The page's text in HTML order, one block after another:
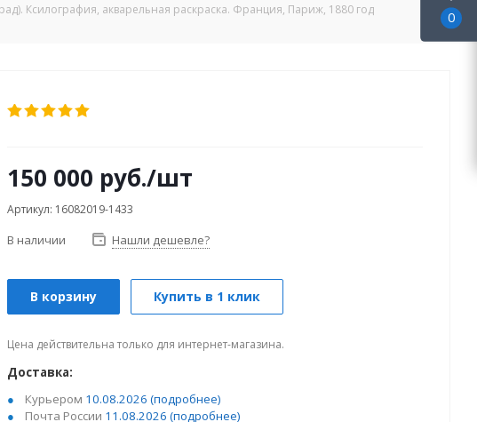
Ксилография, акварельная раскраска. Франция, Париж, 1880 год
150 000 руб./шт
Артикул: 16082019-1433
В наличии Нашли дешевле?
В корзину Купить в 1 клик
Цена действительна только для интернет-магазина.
Доставка:
Курьером 10.08.2026 (подробнее)
Почта России 11.08.2026 (подробнее)
0